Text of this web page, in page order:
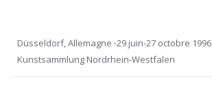
Düsseldorf, Allemagne -29 juin-27 octobre 1996
Kunstsammlung Nordrhein-Westfalen